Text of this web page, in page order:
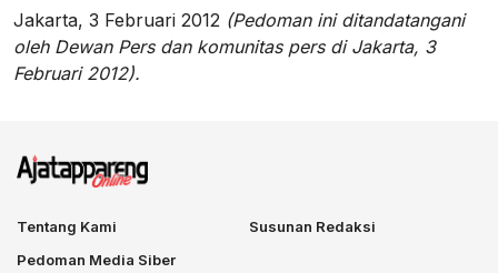
Jakarta, 3 Februari 2012 (Pedoman ini ditandatangani
oleh Dewan Pers dan komunitas pers di Jakarta, 3
Februari 2012).
Tentang Kami
Susunan Redaksi
Pedoman Media Siber